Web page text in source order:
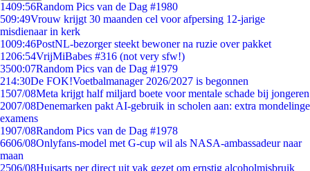
1409:56Random Pics van de Dag #1980
509:49Vrouw krijgt 30 maanden cel voor afpersing 12-jarige
misdienaar in kerk
1009:46PostNL-bezorger steekt bewoner na ruzie over pakket
1206:54VrijMiBabes #316 (not very sfw!)
3500:07Random Pics van de Dag #1979
214:30De FOK!Voetbalmanager 2026/2027 is begonnen
1507/08Meta krijgt half miljard boete voor mentale schade bij jongeren
2007/08Denemarken pakt AI-gebruik in scholen aan: extra mondelinge
examens
1907/08Random Pics van de Dag #1978
6606/08Onlyfans-model met G-cup wil als NASA-ambassadeur naar
maan
2506/08Huisarts per direct uit vak gezet om ernstig alcoholmisbruik